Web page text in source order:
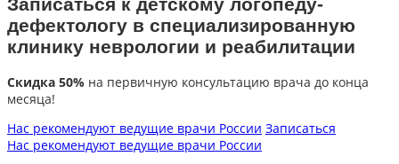
Записаться к детскому логопеду-
дефектологу в специализированную
клинику неврологии и реабилитации
Скидка 50% на первичную консультацию врача до конца
месяца!
Нас рекомендуют ведущие врачи России Записаться
Нас рекомендуют ведущие врачи России